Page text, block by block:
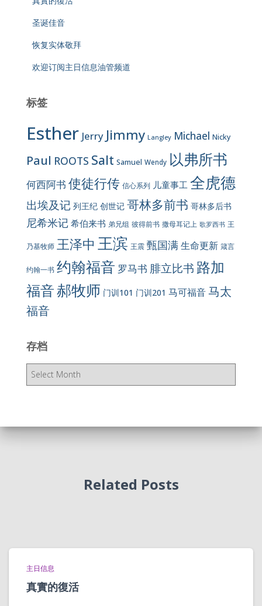
圣诞佳音
恢复实体敬拜
欢迎订阅主日信息油管频道
标签
Esther Jerry Jimmy Langley Michael Nicky
Paul ROOTS Salt Samuel Wendy 以弗所书
何西阿书 使徒行传 信心系列 儿童事工 全虎德
出埃及记 列王纪 创世记 哥林多前书 哥林多后书
尼希米记 希伯来书 弟兄组 彼得前书 撒母耳记上 歌罗西书 王
乃基牧师 王泽中 王滨 王震 甄国满生命更新 箴言
约翰一书 约翰福音 罗马书 腓立比书 路加
福音郝牧师 门训101 门训201 马可福音马太
福音
存档
存
Related Posts
主日信息
真實的復活